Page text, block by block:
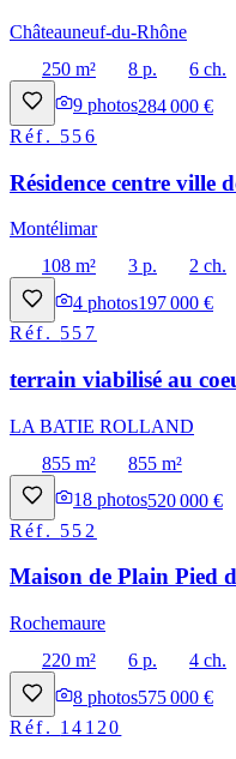
Châteauneuf-du-Rhône
250 m²
8 p. 6 ch.
9 photos284 000 €
Réf. 556
Résidence centre ville
Montélimar
108 m²
3 p.
2 ch.
4 photos197 000 €
Réf. 557
terrain viabilisé au
LA BATIE ROLLAND
855 m²
855 m²
18 photos520 000 €
Réf. 552
Maison de Plain Pied
Rochemaure
220 m²
6 p. 4 ch.
8 photos575 000 €
Réf. 14120